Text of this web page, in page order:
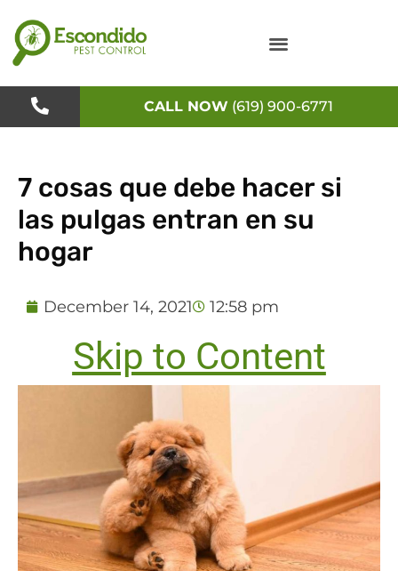
to
content
CALL NOW (619) 900-6771
7 cosas que debe hacer si
las pulgas entran en su
hogar
December 14, 2021 12:58 pm
Skip to Content